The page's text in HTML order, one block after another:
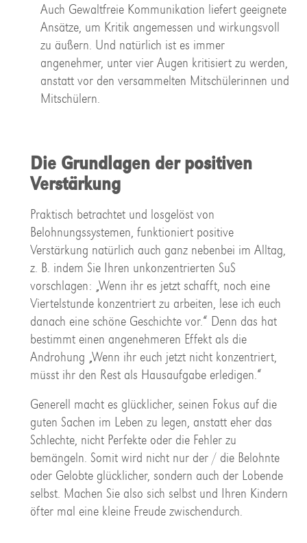
Auch Gewaltfreie Kommunikation liefert geeignete
Ansätze, um Kritik angemessen und wirkungsvoll
zu äußern. Und natürlich ist es immer
angenehmer, unter vier Augen kritisiert zu werden,
anstatt vor den versammelten Mitschülerinnen und
Mitschülern.
Die Grundlagen der positiven
Verstärkung
Praktisch betrachtet und losgelöst von
Belohnungssystemen, funktioniert positive
Verstärkung natürlich auch ganz nebenbei im Alltag,
z. B. indem Sie Ihren unkonzentrierten SuS
vorschlagen: „Wenn ihr es jetzt schafft, noch eine
Viertelstunde konzentriert zu arbeiten, lese ich euch
danach eine schöne Geschichte vor.“ Denn das hat
bestimmt einen angenehmeren Effekt als die
Androhung „Wenn ihr euch jetzt nicht konzentriert,
müsst ihr den Rest als Hausaufgabe erledigen.“
Generell macht es glücklicher, seinen Fokus auf die
guten Sachen im Leben zu legen, anstatt eher das
Schlechte, nicht Perfekte oder die Fehler zu
bemängeln. Somit wird nicht nur der / die Belohnte
oder Gelobte glücklicher, sondern auch der Lobende
selbst. Machen Sie also sich selbst und Ihren Kindern
öfter mal eine kleine Freude zwischendurch.